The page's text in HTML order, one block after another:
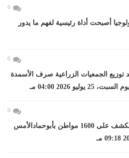
0
أصبحت أداة رئيسية لفهم ما يدور
0
توزيع الجمعيات الزراعية صرف الأسمدة
2026 04:00 مـ
0
صحة الشرقية توقع الكشف على 1600 مواطن بأبوحمادالأمس